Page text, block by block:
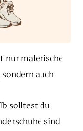
nur malerische
sondern auch
solltest du
sind